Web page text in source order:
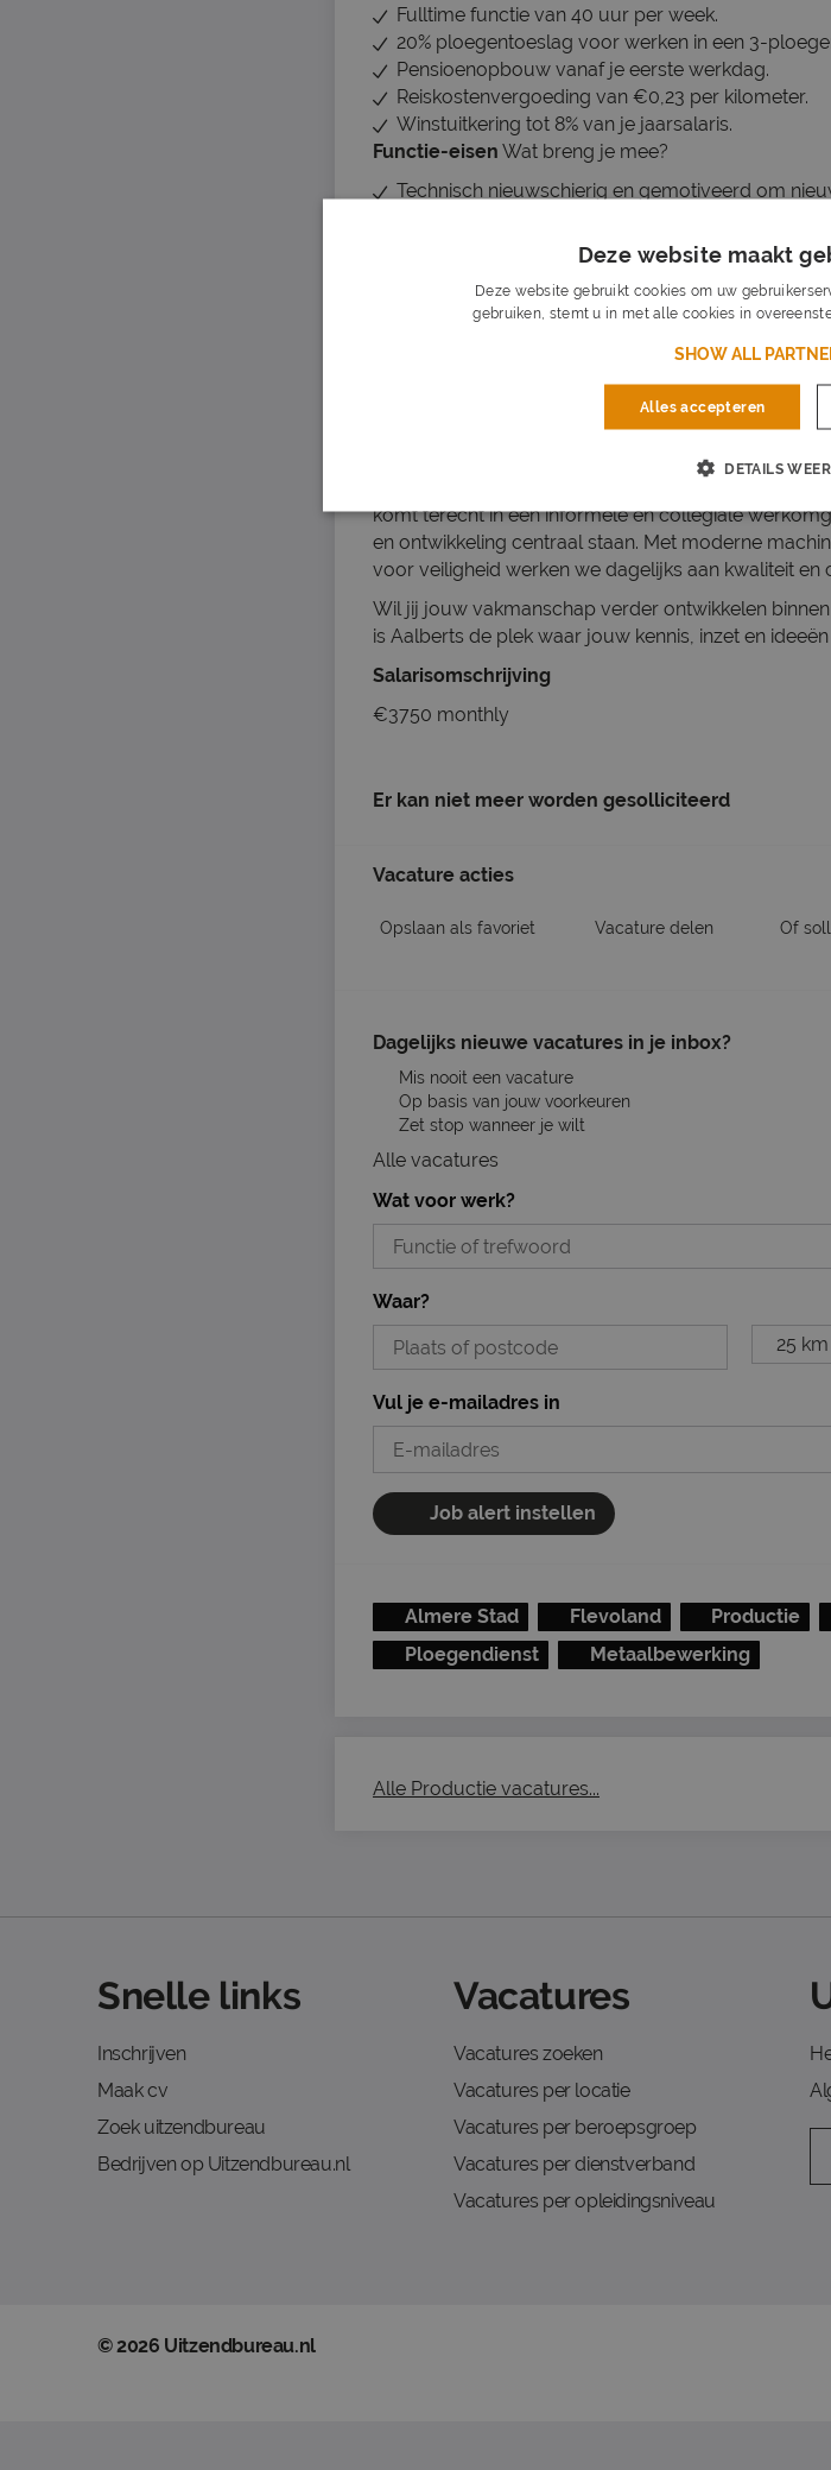
Fulltime functie van 40 uur per week.
20% ploegentoeslag voor werken in een 3-
Pensioenopbouw vanaf je eerste werkdag.
Reiskostenvergoeding van €0,23 per kilometer.
Winstuitkering tot 8% van je jaarsalaris.
Functie-eisen Wat breng je mee?
Technisch nieuwschierig en gemotiveerd om
Bereidheid om in de 3-ploegen te werken.
Beheersing van de Nederlandse taal i.v.m.
Motivatie om te leren en door te groeien.
Eigen vervoer naar de werklocatie in Hilversum.
Gevestigd in Hilversum is Aalberts al bijna 100 jaar
metaalbewerking. Met een sterke focus op
komt terecht in een informele en collegiale
en ontwikkeling centraal staan. Met moderne
voor veiligheid werken we dagelijks aan kwaliteit en
Wil jij jouw vakmanschap verder ontwikkelen
is Aalberts de plek waar jouw kennis, inzet en
Salarisomschrijving
€3750 monthly
Er kan niet meer worden gesolliciteerd
Vacature acties
Opslaan als favoriet Vacature delen Of
Dagelijks nieuwe vacatures in je inbox?
Mis nooit een vacature
Op basis van jouw voorkeuren
Zet stop wanneer je wilt
Alle vacatures
Wat voor werk?
Waar?
Vul je e-mailadres in
Job alert instellen
Almere Stad Flevoland Productie
Ploegendienst
Metaalbewerking
Alle Productie vacatures...
Snelle links
Inschrijven
Maak cv
Zoek uitzendbureau
Bedrijven op Uitzendbureau.nl
Vacatures
Vacatures zoeken
Vacatures per locatie
Vacatures per beroepsgroep
Vacatures per dienstverband
Vacatures per opleidingsniveau
© 2026 Uitzendbureau.nl
Deze website maakt
Deze website gebruikt cookies om uw
gebruiken, stemt u in met alle cookies in
SHOW ALL
Alles accepteren
DETAILS